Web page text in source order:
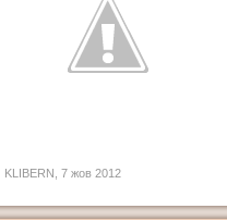
KLIBERN 7 жов 2012